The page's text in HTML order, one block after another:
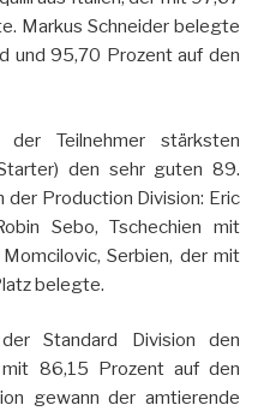
Markus Schneider belegte
und 95,70 Prozent auf den
Teilnehmer stärksten
den sehr guten 89.
der Production Division: Eric
Sebo, Tschechien mit
Serbien, der mit
belegte.
Standard Division den
86,15 Prozent auf den
gewann der amtierende